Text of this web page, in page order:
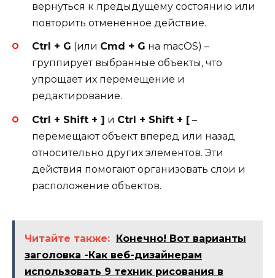
вернуться к предыдущему состоянию или
повторить отмененное действие.
Ctrl + G (или Cmd + G на macOS) –
группирует выбранные объекты, что
упрощает их перемещение и
редактирование.
Ctrl + Shift + ] и Ctrl + Shift + [ –
перемещают объект вперед или назад
относительно других элементов. Эти
действия помогают организовать слои и
расположение объектов.
Читайте также: Конечно! Вот варианты
заголовка -Как веб-дизайнерам
использовать 9 техник рисования в